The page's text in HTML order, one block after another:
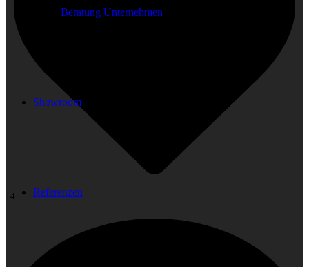
Beratung Unternehmen
Showroom
Referenzen
14